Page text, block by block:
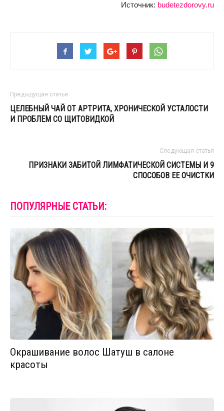
Источник: budetezdorovy.ru
Предыдущая статья
ЦЕЛЕБНЫЙ ЧАЙ ОТ АРТРИТА, ХРОНИЧЕСКОЙ УСТАЛОСТИ
И ПРОБЛЕМ СО ЩИТОВИДКОЙ
Следующая статья
ПРИЗНАКИ ЗАБИТОЙ ЛИМФАТИЧЕСКОЙ СИСТЕМЫ И 9
СПОСОБОВ ЕЕ ОЧИСТКИ
ПОПУЛЯРНЫЕ СТАТЬИ:
Окрашивание волос Шатуш в салоне
красоты